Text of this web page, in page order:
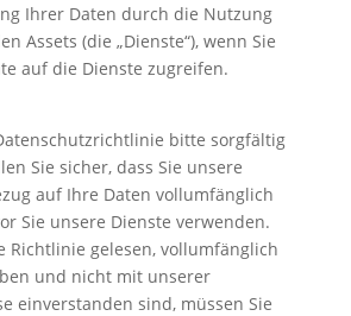
Ihrer Daten durch die Nutzung
Assets (die „Dienste“), wenn Sie
auf die Dienste zugreifen.
bitte sorgfältig
Sie sicher, dass Sie unsere
auf Ihre Daten vollumfänglich
Sie unsere Dienste verwenden.
Richtlinie gelesen, vollumfänglich
und nicht mit unserer
einverstanden sind, müssen Sie